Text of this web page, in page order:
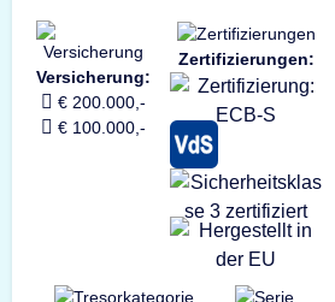
Versicherung:
€ 200.000,-
€ 100.000,-
Zertifizierungen: